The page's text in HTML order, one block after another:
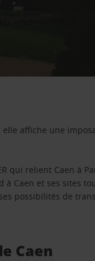
affiche une
relient Caen à
à Caen et ses
possibilités de
Caen